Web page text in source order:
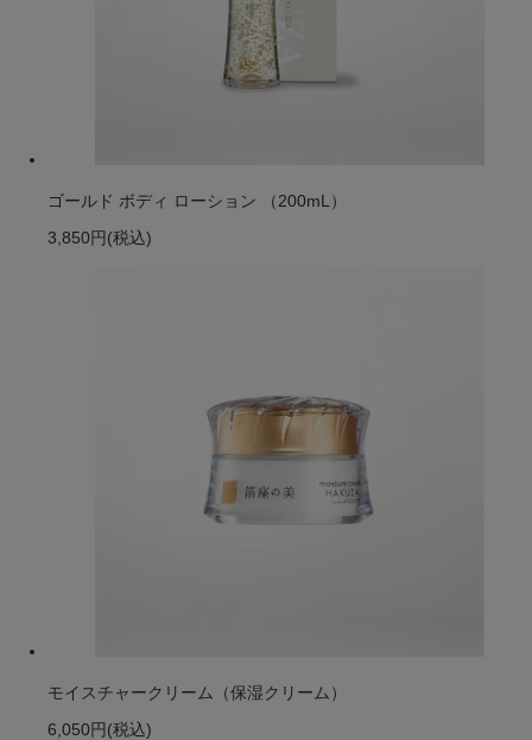
ゴールド ボディ ローション （200mL）
3,850円 (税込)
モイスチャークリーム（保湿クリーム）
6,050円 (税込)